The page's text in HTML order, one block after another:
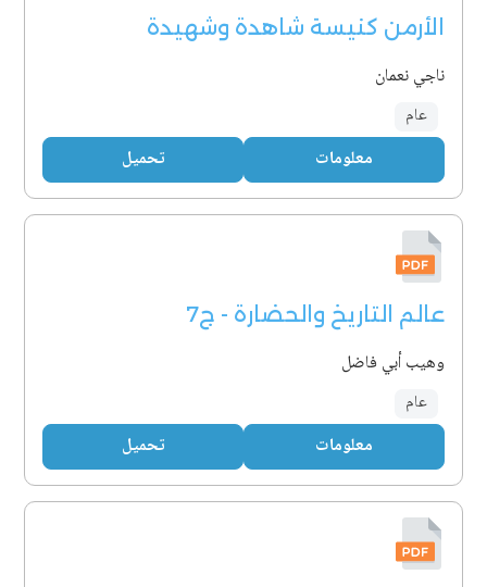
الأرمن كنيسة شاهدة وشهيدة
ناجي نعمان
عام
معلومات تحميل
عالم التاريخ والحضارة - ج7
وهيب أبي فاضل
عام
معلومات تحميل